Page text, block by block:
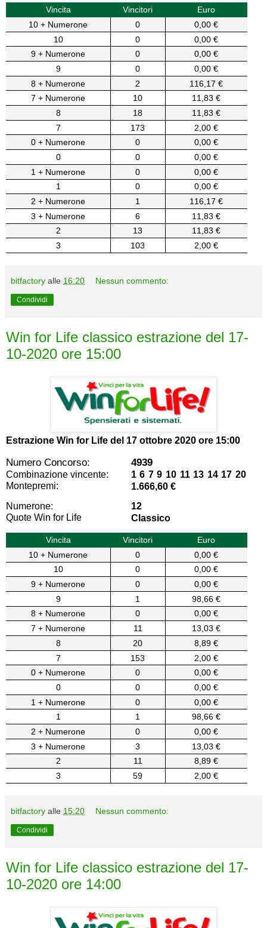
Vincita Vincitori
Euro
10 + Numerone
0
0,00 €
10
0
0,00 €
9 + Numerone
0
0,00 €
9
0
0,00 €
8 + Numerone
2
116,17 €
7 + Numerone
10
11,83 €
8
18
11,83 €
7
173
2,00 €
0 + Numerone
0
0,00 €
0
0
0,00 €
1 + Numerone
0
0,00 €
1
0
0,00 €
2 + Numerone
1
116,17 €
3 + Numerone
6
11,83 €
2
13
11,83 €
3
103 2,00 €
bitfactory alle 16:20 Nessun commento:
Condividi
Win for Life classico estrazione del 17-
10-2020 ore 15:00
Estrazione Win for Life del 17 ottobre 2020 ore 15:00
Numero Concorso: 4939
Combinazione vincente:
1 6 7 9 10 11 13 14 17 20
Montepremi:
1.666,60 €
Numerone:
12
Quote Win for Life
Classico
Vincita Vincitori
Euro
10 + Numerone
0
0,00 €
10
0
0,00 €
9 + Numerone
0
0,00 €
9
1
98,66 €
8 + Numerone
0
0,00 €
7 + Numerone
11
13,03 €
8
20
8,89 €
7
153
2,00 €
0 + Numerone
0
0,00 €
0
0
0,00 €
1 + Numerone
0
0,00 €
1
1
98,66 €
2 + Numerone
0
0,00 €
3 + Numerone
3
13,03 €
2
11
8,89 €
3
59 2,00 €
bitfactory alle 15:20 Nessun commento:
Condividi
Win for Life classico estrazione del 17-
10-2020 ore 14:00